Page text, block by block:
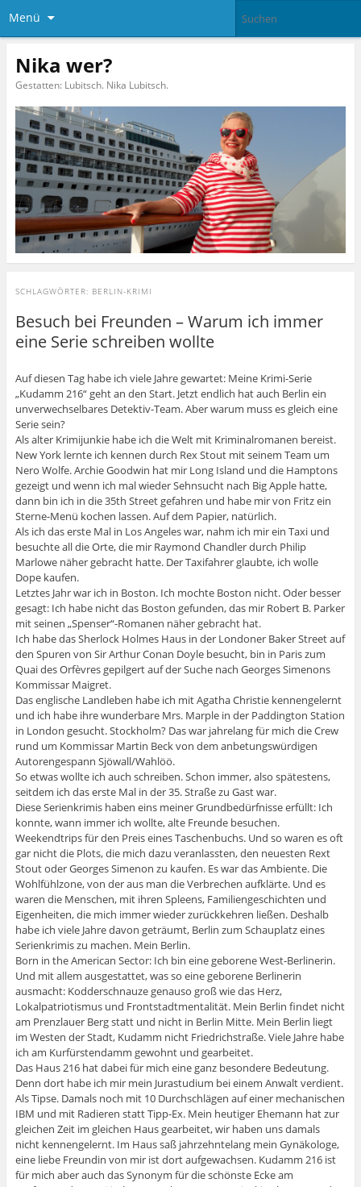
Menü
Nika wer?
Gestatten: Lubitsch. Nika Lubitsch.
SCHLAGWÖRTER: BERLIN-KRIMI
Besuch bei Freunden – Warum ich immer
eine Serie schreiben wollte
Auf diesen Tag habe ich viele Jahre gewartet: Meine Krimi-Serie
„Kudamm 216“ geht an den Start. Jetzt endlich hat auch Berlin ein
unverwechselbares Detektiv-Team. Aber warum muss es gleich eine
Serie sein?
Als alter Krimijunkie habe ich die Welt mit Kriminalromanen bereist.
New York lernte ich kennen durch Rex Stout mit seinem Team um
Nero Wolfe. Archie Goodwin hat mir Long Island und die Hamptons
gezeigt und wenn ich mal wieder Sehnsucht nach Big Apple hatte,
dann bin ich in die 35th Street gefahren und habe mir von Fritz ein
Sterne-Menü kochen lassen. Auf dem Papier, natürlich.
Als ich das erste Mal in Los Angeles war, nahm ich mir ein Taxi und
besuchte all die Orte, die mir Raymond Chandler durch Philip
Marlowe näher gebracht hatte. Der Taxifahrer glaubte, ich wolle
Dope kaufen.
Letztes Jahr war ich in Boston. Ich mochte Boston nicht. Oder besser
gesagt: Ich habe nicht das Boston gefunden, das mir Robert B. Parker
mit seinen „Spenser“-Romanen näher gebracht hat.
Ich habe das Sherlock Holmes Haus in der Londoner Baker Street auf
den Spuren von Sir Arthur Conan Doyle besucht, bin in Paris zum
Quai des Orfèvres gepilgert auf der Suche nach Georges Simenons
Kommissar Maigret.
Das englische Landleben habe ich mit Agatha Christie kennengelernt
und ich habe ihre wunderbare Mrs. Marple in der Paddington Station
in London gesucht. Stockholm? Das war jahrelang für mich die Crew
rund um Kommissar Martin Beck von dem anbetungswürdigen
Autorengespann Sjöwall/Wahlöö.
So etwas wollte ich auch schreiben. Schon immer, also spätestens,
seitdem ich das erste Mal in der 35. Straße zu Gast war.
Diese Serienkrimis haben eins meiner Grundbedürfnisse erfüllt: Ich
konnte, wann immer ich wollte, alte Freunde besuchen.
Weekendtrips für den Preis eines Taschenbuchs. Und so waren es oft
gar nicht die Plots, die mich dazu veranlassten, den neuesten Rext
Stout oder Georges Simenon zu kaufen. Es war das Ambiente. Die
Wohlfühlzone, von der aus man die Verbrechen aufklärte. Und es
waren die Menschen, mit ihren Spleens, Familiengeschichten und
Eigenheiten, die mich immer wieder zurückkehren ließen. Deshalb
habe ich viele Jahre davon geträumt, Berlin zum Schauplatz eines
Serienkrimis zu machen. Mein Berlin.
Born in the American Sector: Ich bin eine geborene West-Berlinerin.
Und mit allem ausgestattet, was so eine geborene Berlinerin
ausmacht: Kodderschnauze genauso groß wie das Herz,
Lokalpatriotismus und Frontstadtmentalität. Mein Berlin findet nicht
am Prenzlauer Berg statt und nicht in Berlin Mitte. Mein Berlin liegt
im Westen der Stadt, Kudamm nicht Friedrichstraße. Viele Jahre habe
ich am Kurfürstendamm gewohnt und gearbeitet.
Das Haus 216 hat dabei für mich eine ganz besondere Bedeutung.
Denn dort habe ich mir mein Jurastudium bei einem Anwalt verdient.
Als Tipse. Damals noch mit 10 Durchschlägen auf einer mechanischen
IBM und mit Radieren statt Tipp-Ex. Mein heutiger Ehemann hat zur
gleichen Zeit im gleichen Haus gearbeitet, wir haben uns damals
nicht kennengelernt. Im Haus saß jahrzehntelang mein Gynäkologe,
eine liebe Freundin von mir ist dort aufgewachsen. Kudamm 216 ist
für mich aber auch das Synonym für die schönste Ecke am